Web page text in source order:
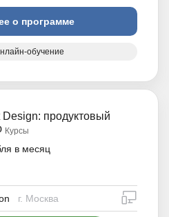
о программе
обучение
продуктовый
Курсы
в месяц
г. Москва